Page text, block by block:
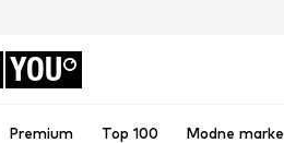
YOU
Premium Top 100 Modne marke